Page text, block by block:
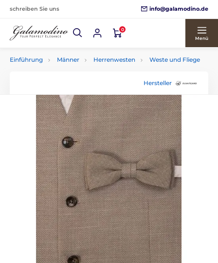
schreiben Sie uns info@galamodino.de
0
Menü
Einführung Männer Herrenwesten Weste und Fliege
Hersteller